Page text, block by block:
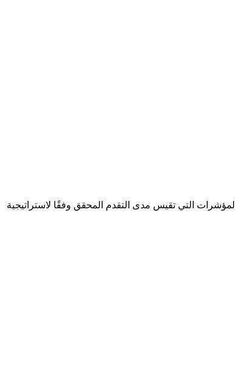
بالإضافة إلى المؤشرات التي تقيس مدى التقدم المحقق وفقًا لاستراتيجية